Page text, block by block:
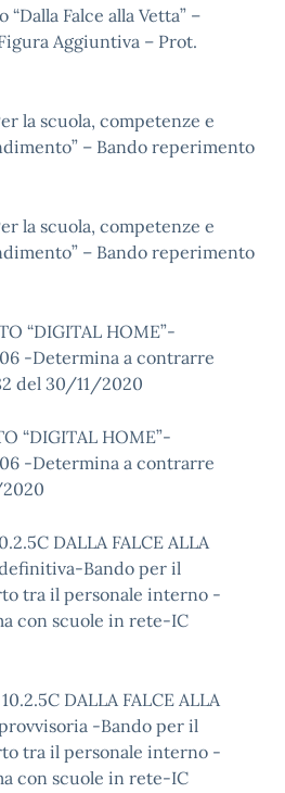
Falce alla Vetta” –
Aggiuntiva – Prot.
la scuola, competenze e
– Bando reperimento
la scuola, competenze e
– Bando reperimento
“DIGITAL HOME”-
-Determina a contrarre
del 30/11/2020
“DIGITAL HOME”-
-Determina a contrarre
DALLA FALCE ALLA
Bando per il
tra il personale interno -
con scuole in rete-IC
DALLA FALCE ALLA
-Bando per il
tra il personale interno -
con scuole in rete-IC